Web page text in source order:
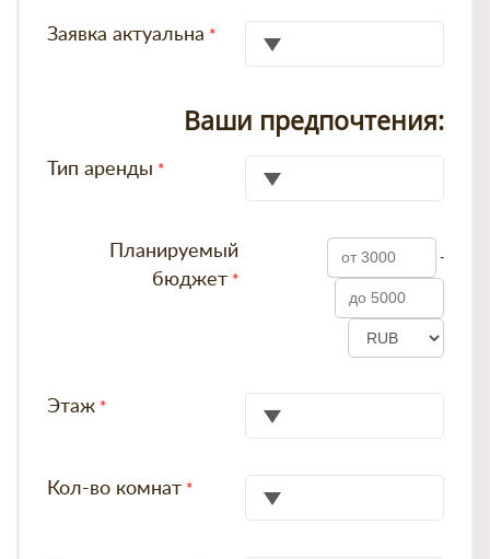
Заявка актуальна
Ваши предпочтения:
Тип аренды
Планируемый
бюджет
-
Этаж
Кол-во комнат